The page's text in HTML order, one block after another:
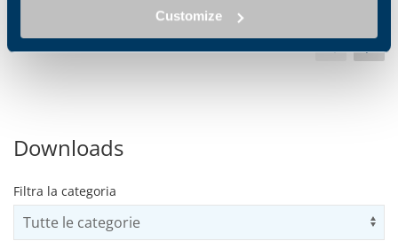
Customize
12345
Downloads
Filtra la categoria